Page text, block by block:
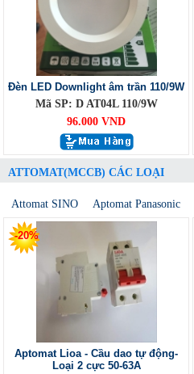
Đèn LED Downlight âm trần 110/9W
Mã SP: D AT04L 110/9W
96.000 VND
ATTOMAT(MCCB) CÁC LOẠI
Attomat SINO Aptomat Panasonic
-20%
Aptomat Lioa - Cầu dao tự động-
Loại 2 cực 50-63A